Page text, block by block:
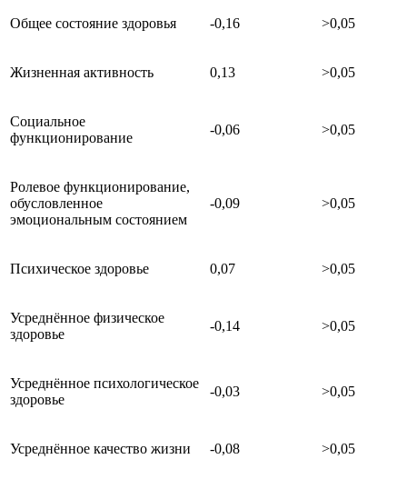
Общее состояние здоровья -0,16 >0,05
Жизненная активность 0,13 >0,05
Социальное
функционирование
-0,06 >0,05
Ролевое функционирование,
обусловленное
эмоциональным состоянием
-0,09 >0,05
Психическое здоровье 0,07 >0,05
Усреднённое физическое
здоровье
-0,14 >0,05
Усреднённое психологическое
здоровье
-0,03 >0,05
Усреднённое качество жизни -0,08 >0,05